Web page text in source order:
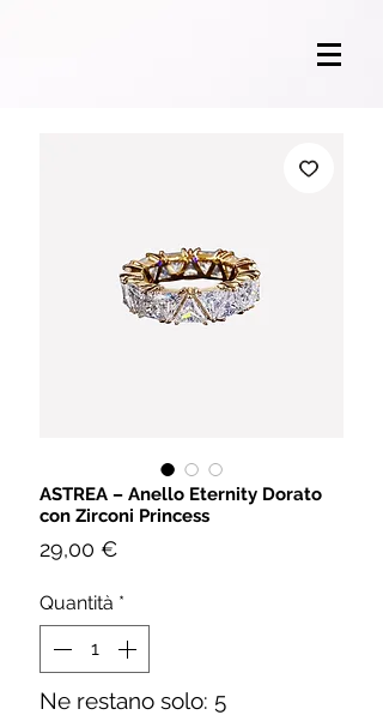
ASTREA – Anello Eternity Dorato
con Zirconi Princess
29,00 €Prezzo
Quantità *
Ne restano solo: 5